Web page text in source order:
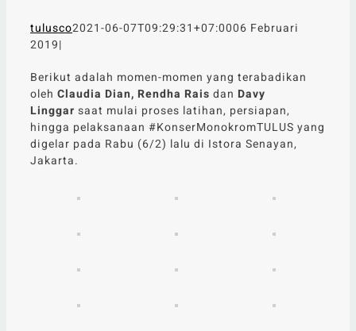
tulusco2021-06-07T09:29:31+07:0006 Februari
2019|
Berikut adalah momen-momen yang terabadikan
oleh Claudia Dian, Rendha Rais dan Davy
Linggar saat mulai proses latihan, persiapan,
hingga pelaksanaan #KonserMonokromTULUS yang
digelar pada Rabu (6/2) lalu di Istora Senayan,
Jakarta.